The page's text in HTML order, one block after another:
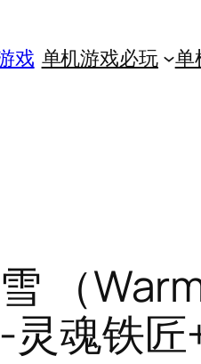
戏 单机游戏必玩 单
（
灵魂铁匠